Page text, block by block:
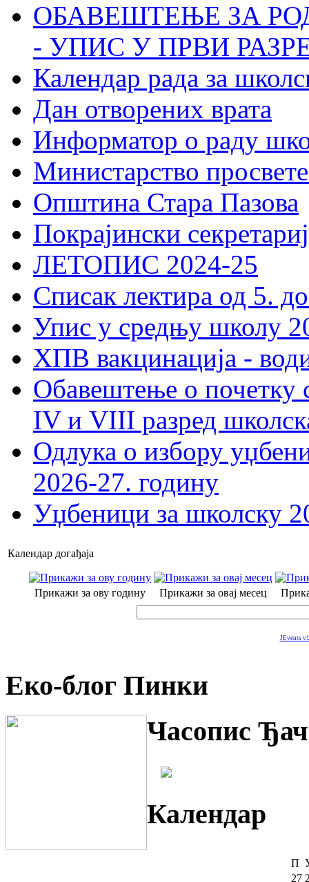
ОБАВЕШТЕЊЕ ЗА
- УПИС У ПРВИ
Календар рада за
Дан отворених врата
Информатор о раду
Министарство
Општина Стара Пазова
Покрајински
ЛЕТОПИС 2024-25
Списак лектира од 5.
Упис у средњу школу
ХПВ вакцинација -
Обавештење о почетку
IV и VIII разред
Одлука о избору
2026-27. годину
Уџбеници за школску
Календар догађаја
Прикажи за ову годину Прикажи за овај месец
JEvents
Еко-блог Пинки
Часопис
Календар
П
27